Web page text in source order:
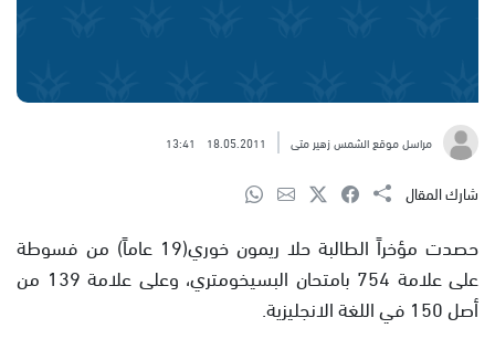
مراسل موقع الشمس زهير متى 18.05.2011
13:41
شارك المقال
حصدت مؤخراً الطالبة حلا ريمون خوري(19 عاماً) من فسوطة
على علامة 754 بامتحان البسيخومتري، وعلى علامة 139 من
أصل 150 في اللغة الانجليزية.